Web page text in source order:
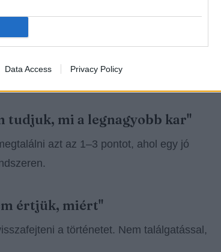
Data Access Privacy Policy
nem. A hirdetés költ, de nem ad vissza.
nem csörög.
tudjuk, mi a legnagyobb kar"
azt az 1–3 pontot, ahol egy jó
értjük, miért"
a történetet. Nem találgatással,